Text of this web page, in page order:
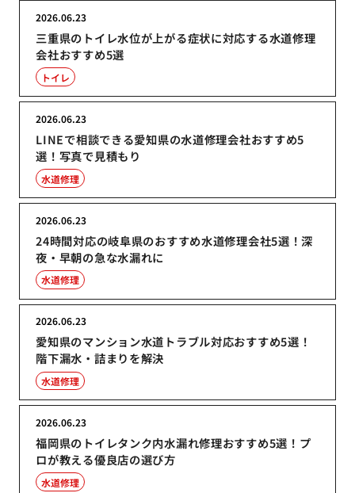
三重県のトイレ水位が上がる症状に対応する水道修理
会社おすすめ5選
2026.06.23
トイレ
LINEで相談できる愛知県の水道修理会社おすすめ5
選！写真で見積もり
2026.06.23
水道修理
24時間対応の岐阜県のおすすめ水道修理会社5選！深
夜・早朝の急な水漏れに
2026.06.23
水道修理
愛知県のマンション水道トラブル対応おすすめ5選！
階下漏水・詰まりを解決
2026.06.23
水道修理
福岡県のトイレタンク内水漏れ修理おすすめ5選！プ
ロが教える優良店の選び方
2026.06.23
水道修理